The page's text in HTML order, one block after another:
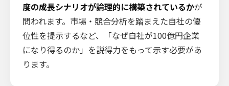
度の成長シナリオが論理的に構築されているかが
問われます。市場・競合分析を踏まえた自社の優
位性を提示するなど、「なぜ自社が100億円企業
になり得るのか」を説得力をもって示す必要があ
ります。